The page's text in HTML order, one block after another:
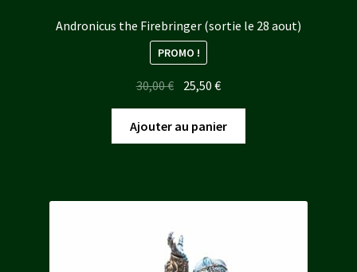
Andronicus the Firebringer (sortie le 28 aout)
PROMO !
30,00€ Le
initial
était :
25,50€Le
actuel
est :
Ajouter au panier